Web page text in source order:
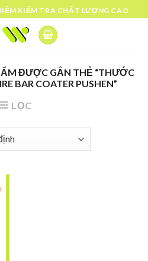
KIỂM TRA CHẤT LƯỢNG CAO
ĐƯỢC GẮN THẺ “THƯỚC
BAR COATER PUSHEN”
LỌC